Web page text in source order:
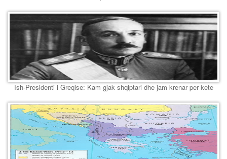
Ish-Presidenti i Greqise: Kam gjak shqiptari dhe jam krenar per kete